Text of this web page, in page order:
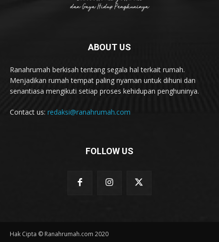
ABOUT US
Ranahrumah berkisah tentang segala hal terkait rumah.
Menjadikan rumah tempat paling nyaman untuk dihuni dan
senantiasa mengikuti setiap proses kehidupan penghuninya.
Contact us: redaksi@ranahrumah.com
FOLLOW US
Hak Cipta © Ranahrumah.com 2020